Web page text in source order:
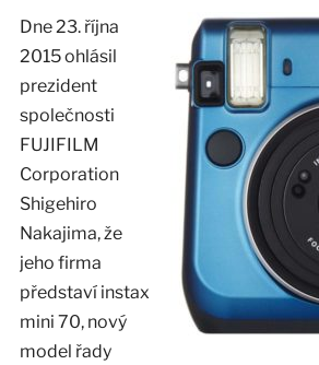
Dne 23. října
2015 ohlásil
prezident
společnosti
FUJIFILM
Corporation
Shigehiro
Nakajima, že
jeho firma
představí instax
mini 70, nový
model řady